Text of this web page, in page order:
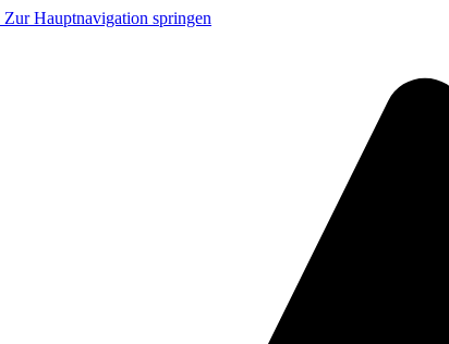
Zur Hauptnavigation springen